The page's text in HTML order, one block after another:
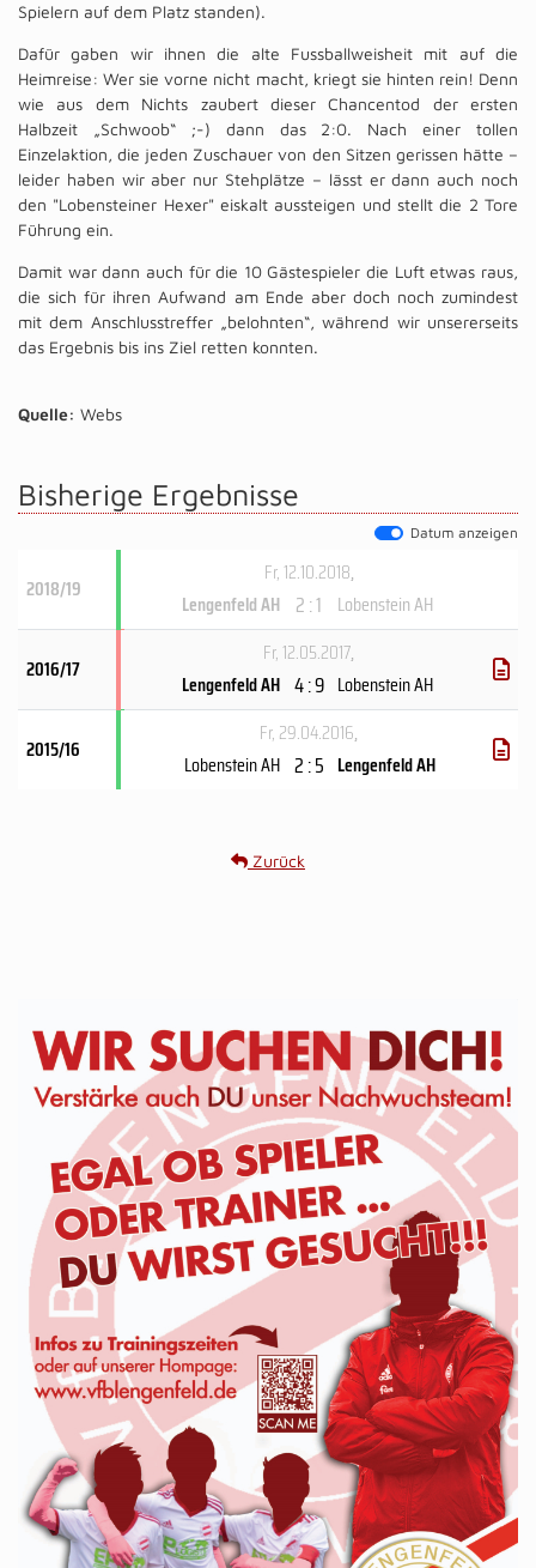
Spielern auf dem Platz standen).
Dafür gaben wir ihnen die alte Fussballweisheit mit auf die
Heimreise: Wer sie vorne nicht macht, kriegt sie hinten rein! Denn
wie aus dem Nichts zaubert dieser Chancentod der ersten
Halbzeit „Schwoob“ ;-) dann das 2:0. Nach einer tollen
Einzelaktion, die jeden Zuschauer von den Sitzen gerissen hätte –
leider haben wir aber nur Stehplätze – lässt er dann auch noch
den "Lobensteiner Hexer" eiskalt aussteigen und stellt die 2 Tore
Führung ein.
Damit war dann auch für die 10 Gästespieler die Luft etwas raus,
die sich für ihren Aufwand am Ende aber doch noch zumindest
mit dem Anschlusstreffer „belohnten“, während wir unsererseits
das Ergebnis bis ins Ziel retten konnten.
Quelle: Webs
Bisherige Ergebnisse
Datum anzeigen
2018/19
Fr, 12.10.2018,
Lengenfeld AH 2 : 1 Lobenstein AH
2016/17
Fr, 12.05.2017,
Lengenfeld AH 4 : 9 Lobenstein AH
2015/16
Fr, 29.04.2016,
Lobenstein AH 2 : 5 Lengenfeld AH
Zurück